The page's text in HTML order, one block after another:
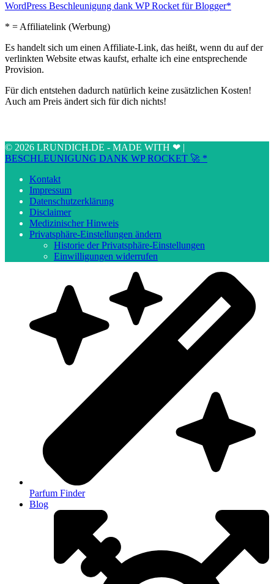
WordPress Beschleunigung dank WP Rocket für Blogger*
* = Affiliatelink (Werbung)
Es handelt sich um einen Affiliate-Link, das heißt, wenn du auf der
verlinkten Website etwas kaufst, erhalte ich eine entsprechende
Provision.
Für dich entstehen dadurch natürlich keine zusätzlichen Kosten!
Auch am Preis ändert sich für dich nichts!
© 2026 LRUNDICH.DE - MADE WITH ❤ |
BESCHLEUNIGUNG DANK WP ROCKET 🚀 *
Kontakt
Impressum
Datenschutzerklärung
Disclaimer
Medizinischer Hinweis
Privatsphäre-Einstellungen ändern
Historie der Privatsphäre-Einstellungen
Einwilligungen widerrufen
Parfum Finder
Blog